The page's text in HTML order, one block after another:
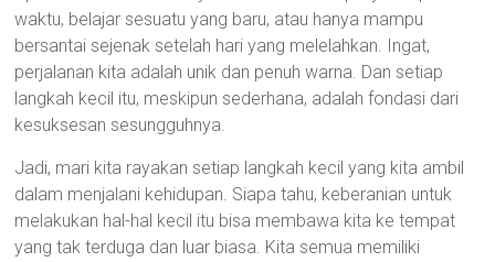
waktu, belajar sesuatu yang baru, atau hanya mampu
bersantai sejenak setelah hari yang melelahkan. Ingat,
perjalanan kita adalah unik dan penuh warna. Dan setiap
langkah kecil itu, meskipun sederhana, adalah fondasi dari
kesuksesan sesungguhnya.
Jadi, mari kita rayakan setiap langkah kecil yang kita ambil
dalam menjalani kehidupan. Siapa tahu, keberanian untuk
melakukan hal-hal kecil itu bisa membawa kita ke tempat
yang tak terduga dan luar biasa. Kita semua memiliki